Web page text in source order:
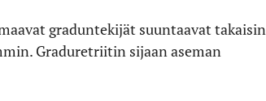
graduntekijät suuntaavat takaisin
Graduretriitin sijaan aseman